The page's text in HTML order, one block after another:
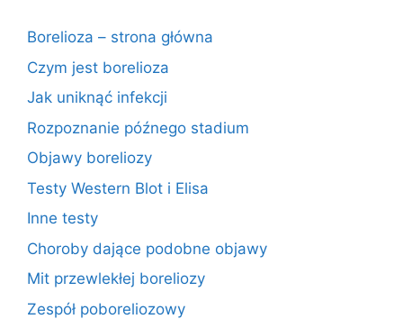
o
k
n
Borelioza – strona główna
Czym jest borelioza
Jak uniknąć infekcji
Rozpoznanie późnego stadium
Objawy boreliozy
Testy Western Blot i Elisa
Inne testy
Choroby dające podobne objawy
Mit przewlekłej boreliozy
Zespół poboreliozowy